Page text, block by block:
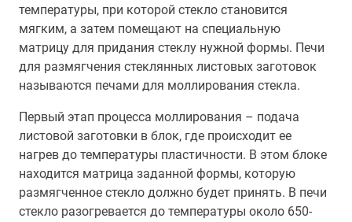
температуры, при которой стекло становится
мягким, а затем помещают на специальную
матрицу для придания стеклу нужной формы. Печи
для размягчения стеклянных листовых заготовок
называются печами для моллирования стекла.
Первый этап процесса моллирования – подача
листовой заготовки в блок, где происходит ее
нагрев до температуры пластичности. В этом блоке
находится матрица заданной формы, которую
размягченное стекло должно будет принять. В печи
стекло разогревается до температуры около 650-